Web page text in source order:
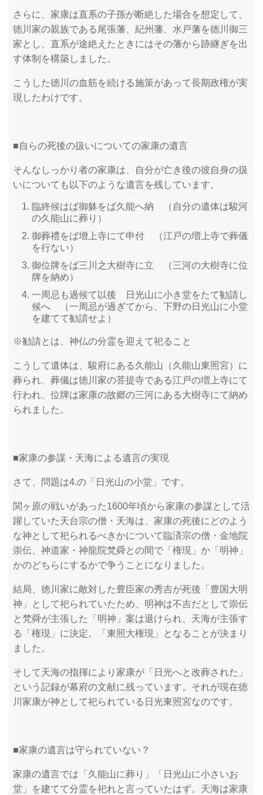
さらに、家康は直系の子孫が断絶した場合を想定して、
徳川家の親族である尾張藩、紀州藩、水戸藩を徳川御三
家とし、直系が途絶えたときにはその藩から跡継ぎを出
す体制を構築しました。
こうした徳川の血筋を続ける施策があって長期政権が実
現したわけです。
■自らの死後の扱いについての家康の遺言
そんなしっかり者の家康は、自分が亡き後の彼自身の扱
いについても以下のような遺言を残しています。
臨終候はば御躰をば久能へ納 （自分の遺体は駿河
の久能山に葬り）
御葬禮をば增上寺にて申付 （江戸の増上寺で葬儀
を行ない）
御位牌をば三川之大樹寺に立 （三河の大樹寺に位
牌を納め）
一周忌も過候て以後 日光山に小き堂をたて勧請し
候へ （一周忌が過ぎてから、下野の日光山に小堂
を建てて勧請せよ）
※勧請とは、神仏の分霊を迎えて祀ること
こうして遺体は、駿府にある久能山（久能山東照宮）に
葬られ、葬儀は徳川家の菩提寺である江戸の増上寺にて
行われ、位牌は家康の故郷の三河にある大樹寺にて納め
られました。
■家康の参謀・天海による遺言の実現
さて、問題は4.の「日光山の小堂」です。
関ヶ原の戦いがあった1600年頃から家康の参謀として活
躍していた天台宗の僧・天海は、家康の死後にどのよう
な神として祀られるべきかについて臨済宗の僧・金地院
崇伝、神道家・神龍院梵舜との間で「権現」か「明神」
かのどちらにするかで争うことになりました。
結局、徳川家に敵対した豊臣家の秀吉が死後「豊国大明
神」として祀られていたため、明神は不吉だとして崇伝
と梵舜が主張した「明神」案は退けられ、天海が主張す
る「権現」に決定。「東照大権現」となることが決まり
ました。
そして天海の指揮により家康が「日光へと改葬された」
という記録が幕府の文献に残っています。それが現在徳
川家康が神として祀られている日光東照宮なのです。
■家康の遺言は守られていない？
家康の遺言では「久能山に葬り」「日光山に小さいお
堂」を建てて分霊を祀れと言っていたはず。天海は家康